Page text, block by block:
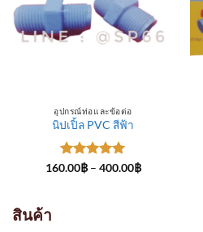
อุปกรณ์ท่อและข้อต่อ
นิปเปิ้ล PVC สีฟ้า
ให้คะแนน
160.00฿ – 400.00฿Price
สินค้า